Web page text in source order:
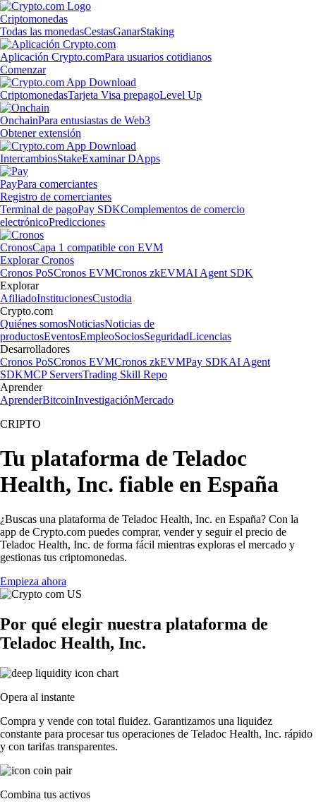
Criptomonedas
Todas las monedasCestasGanarStaking
Aplicación Crypto.comPara usuarios cotidianos
Comenzar
CriptomonedasTarjeta Visa prepagoLevel Up
OnchainPara entusiastas de Web3
Obtener extensión
IntercambiosStakeExaminar DApps
PayPara comerciantes
Registro de comerciantes
Terminal de pagoPay SDKComplementos de comercio
electrónicoPredicciones
CronosCapa 1 compatible con EVM
Explorar Cronos
Cronos PoSCronos EVMCronos zkEVMAI Agent SDK
Explorar
AfiliadoInstitucionesCustodia
Crypto.com
Quiénes somosNoticiasNoticias de
productosEventosEmpleoSociosSeguridadLicencias
Desarrolladores
Cronos PoSCronos EVMCronos zkEVMPay SDKAI Agent
SDKMCP ServersTrading Skill Repo
Aprender
AprenderBitcoinInvestigaciónMercado
CRIPTO
Tu plataforma de Teladoc
Health, Inc. fiable en España
¿Buscas una plataforma de Teladoc Health, Inc. en España? Con la
app de Crypto.com puedes comprar, vender y seguir el precio de
Teladoc Health, Inc. de forma fácil mientras exploras el mercado y
gestionas tus criptomonedas.
Empieza ahora
Por qué elegir nuestra plataforma de
Teladoc Health, Inc.
Opera al instante
Compra y vende con total fluidez. Garantizamos una liquidez
constante para procesar tus operaciones de Teladoc Health, Inc. rápido
y con tarifas transparentes.
Combina tus activos